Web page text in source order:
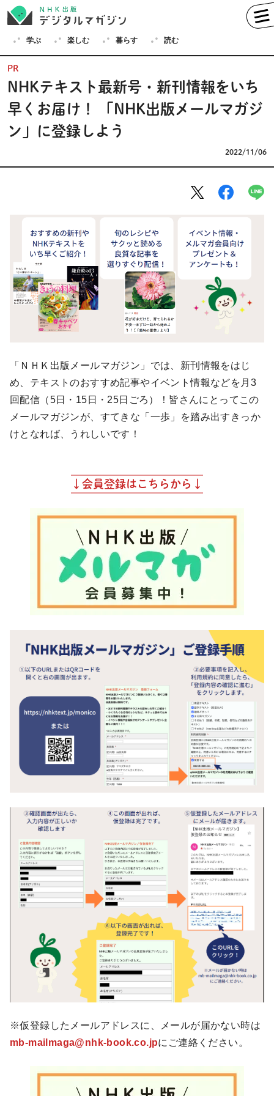
学ぶ 楽しむ 暮らす 読む
学ぶ 英語
ハングル（韓国語）
楽しむ 趣味 俳句 囲碁
将棋 その他
暮らす 料理 園芸 ハンドメイド
その他
読む 教養 NHK出版新書
NHKブックス 100分de名著
作品 その他
keyword
PR
NHKテキスト最新号・新刊情報をいち
早くお届け！ 「NHK出版メールマガジ
ン」に登録しよう
2022/11/06
「ＮＨＫ出版メールマガジン」では、新刊情報をはじ
め、テキストのおすすめ記事やイベント情報などを月3
回配信（5日・15日・25日ごろ）！皆さんにとってこの
メールマガジンが、すてきな「一歩」を踏み出すきっか
けとなれば、うれしいです！
↓会員登録はこちらから↓
※仮登録したメールアドレスに、メールが届かない時は
mb-mailmaga@nhk-book.co.jpにご連絡ください。